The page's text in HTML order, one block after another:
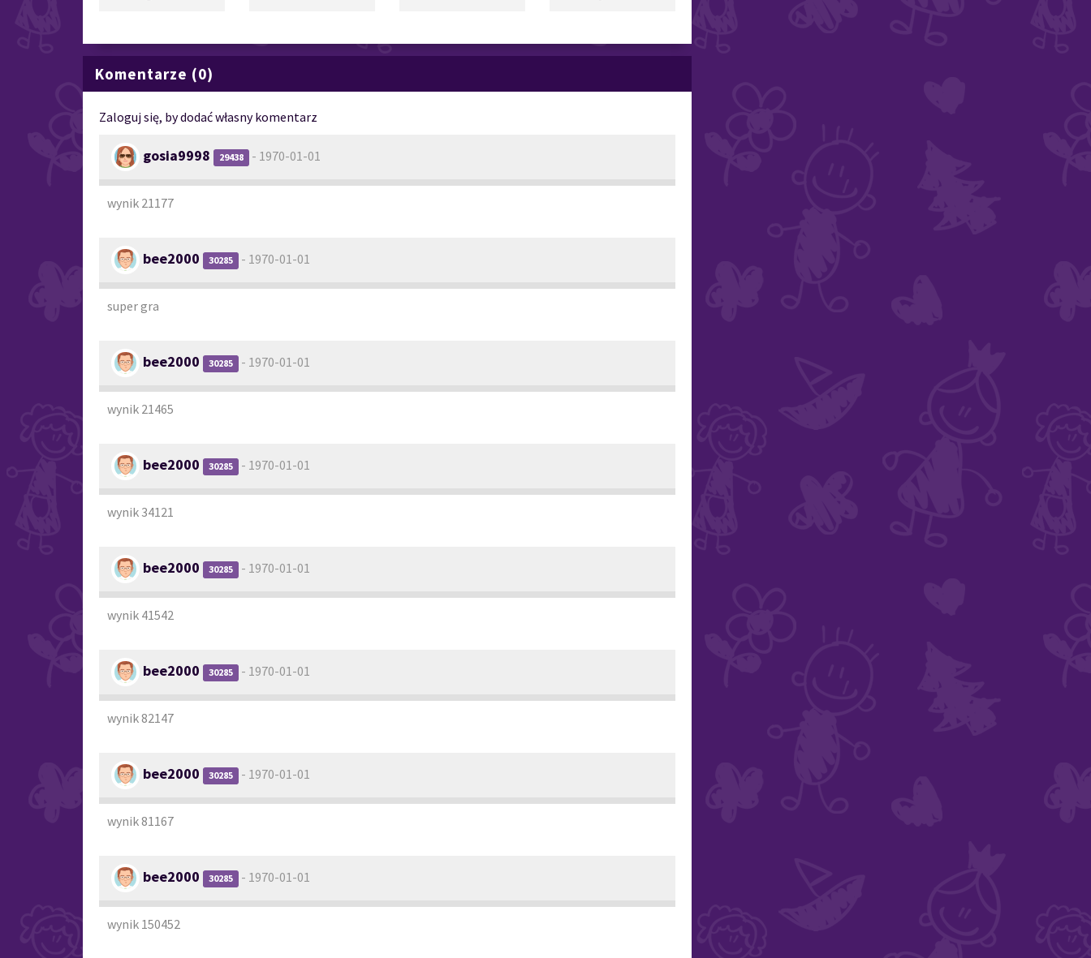
Komentarze (0)
Zaloguj się, by dodać własny komentarz
gosia9998 29438 - 1970-01-01
wynik 21177
bee2000 30285 - 1970-01-01
super gra
bee2000 30285 - 1970-01-01
wynik 21465
bee2000 30285 - 1970-01-01
wynik 34121
bee2000 30285 - 1970-01-01
wynik 41542
bee2000 30285 - 1970-01-01
wynik 82147
bee2000 30285 - 1970-01-01
wynik 81167
bee2000 30285 - 1970-01-01
wynik 150452